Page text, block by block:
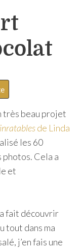
très beau projet
de Linda
les 60
Cela a
et
fait découvrir
tout dans ma
j’en fais une